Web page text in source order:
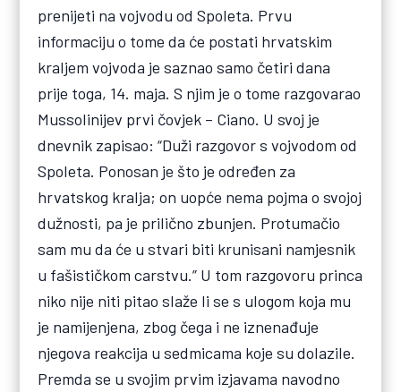
prenijeti na vojvodu od Spoleta. Prvu
informaciju o tome da će postati hrvatskim
kraljem vojvoda je saznao samo četiri dana
prije toga, 14. maja. S njim je o tome razgovarao
Mussolinijev prvi čovjek – Ciano. U svoj je
dnevnik zapisao: “Duži razgovor s vojvodom od
Spoleta. Ponosan je što je određen za
hrvatskog kralja; on uopće nema pojma o svojoj
dužnosti, pa je prilično zbunjen. Protumačio
sam mu da će u stvari biti krunisani namjesnik
u fašističkom carstvu.” U tom razgovoru princa
niko nije niti pitao slaže li se s ulogom koja mu
je namijenjena, zbog čega i ne iznenađuje
njegova reakcija u sedmicama koje su dolazile.
Premda se u svojim prvim izjavama navodno